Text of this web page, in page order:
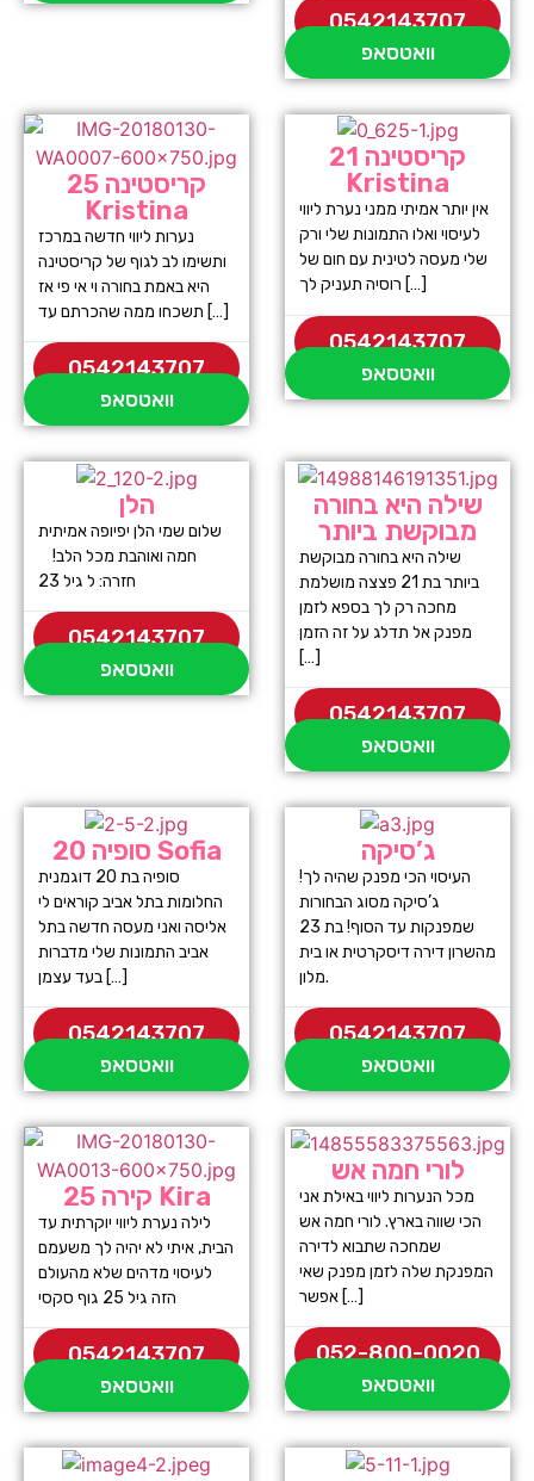
0542143707
וואטסאפ
קריסטינה 25
Kristina
נערות ליווי חדשה במרכז
ותשימו לב לגוף של קריסטינה
היא באמת בחורה וי אי פי אז
תשכחו ממה שהכרתם עד […]
0542143707
וואטסאפ
קריסטינה 21
Kristina
אין יותר אמיתי ממני נערת ליווי
לעיסוי ואלו התמונות שלי ורק
שלי מעסה לטינית עם חום של
רוסיה תעניק לך […]
0542143707
וואטסאפ
הלן
שלום שמי הלן יפיופה אמיתית
חמה ואוהבת מכל הלב!
חזרה: ל גיל 23
0542143707
וואטסאפ
שילה היא בחורה
מבוקשת ביותר
שילה היא בחורה מבוקשת
ביותר בת 21 פצצה מושלמת
מחכה רק לך בספא לזמן
מפנק אל תדלג על זה הזמן
[…]
0542143707
וואטסאפ
סופיה 20 Sofia
סופיה בת 20 דוגמנית
החלומות בתל אביב קוראים לי
אליסה ואני מעסה חדשה בתל
אביב התמונות שלי מדברות
בעד עצמן […]
0542143707
וואטסאפ
ג’סיקה
העיסוי הכי מפנק שהיה לך!
ג’סיקה מסוג הבחורות
שמפנקות עד הסוף! בת 23
מהשרון דירה דיסקרטית או בית
מלון.
0542143707
וואטסאפ
קירה 25 Kira
לילה נערת ליווי יוקרתית עד
הבית, איתי לא יהיה לך משעמם
לעיסוי מדהים שלא מהעולם
הזה גיל 25 גוף סקסי
0542143707
וואטסאפ
לורי חמה אש
מכל הנערות ליווי באילת אני
הכי שווה בארץ. לורי חמה אש
שמחכה שתבוא לדירה
המפנקת שלה לזמן מפנק שאי
אפשר […]
052-800-0020
וואטסאפ